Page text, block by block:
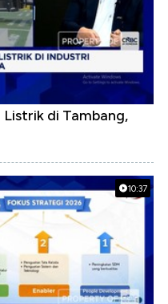
Listrik di Tambang,
10:37